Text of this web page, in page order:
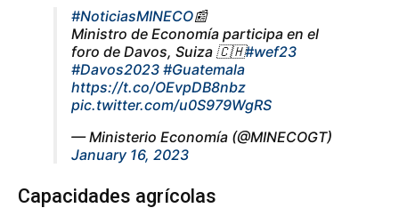
#NoticiasMINECO📰
Ministro de Economía participa en el
foro de Davos, Suiza 🇨🇭#wef23
#Davos2023 #Guatemala
https://t.co/OEvpDB8nbz
pic.twitter.com/u0S979WgRS
— Ministerio Economía (@MINECOGT)
January 16, 2023
Capacidades agrícolas